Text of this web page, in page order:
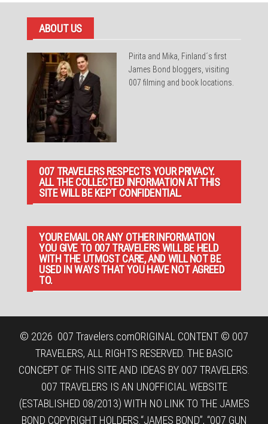
ABOUT US
Pirita and Mika, Finland´s first
James Bond bloggers, visiting
007 filming and book locations.
007 TRAVELERS RESPECTS YOUR PRIVACY.
ALL THE COLLECTED INFORMATION AT THIS
SITE WILL BE KEPT CONFIDENTIAL.
YOUR EMAIL OR ANY OTHER INFORMATION
YOU GIVE TO 007 TRAVELERS WILL BE HELD
WITH THE UTMOST CARE, AND WILL NOT BE
USED IN WAYS THAT YOU HAVE NOT AGREED
TO.
© 2026 007 Travelers.comORIGINAL CONTENT © 007
TRAVELERS, ALL RIGHTS RESERVED. THE BASIC
CONCEPT OF THIS SITE AND IDEAS BY 007 TRAVELERS.
007 TRAVELERS IS AN UNOFFICIAL WEBSITE
(ESTABLISHED 08/2013) WITH NO LINK TO THE JAMES
BOND COPYRIGHT HOLDERS.“JAMES BOND”, “007 GUN